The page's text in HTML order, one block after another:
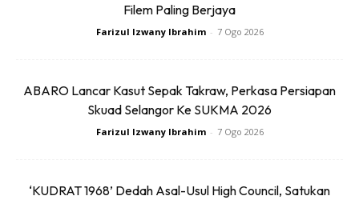
Filem Paling Berjaya
Farizul Izwany Ibrahim - 7 Ogo 2026
ABARO Lancar Kasut Sepak Takraw, Perkasa Persiapan
Skuad Selangor Ke SUKMA 2026
Farizul Izwany Ibrahim - 7 Ogo 2026
‘KUDRAT 1968’ Dedah Asal-Usul High Council, Satukan